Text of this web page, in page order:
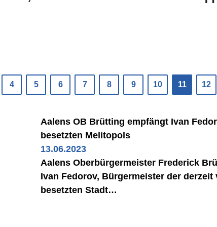
4 5 6 7 8 9 10 11 12
Aalens OB Brütting empfängt Ivan
besetzten Melitopols
13.06.2023
Aalens Oberbürgermeister Frederick
Ivan Fedorov, Bürgermeister der
besetzten Stadt…